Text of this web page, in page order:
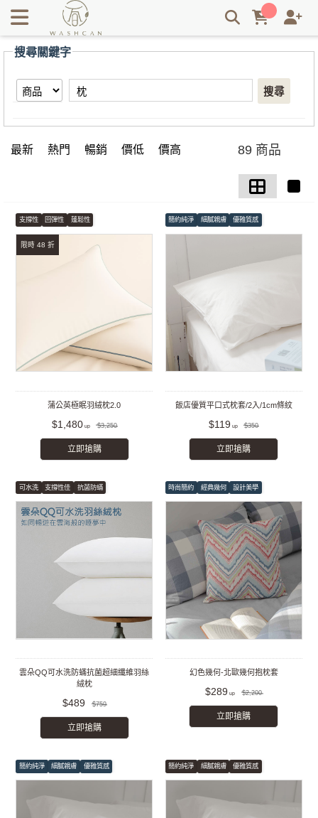
【枕】搜尋結果 | Washcan瓦士肯
搜尋關鍵字
搜尋
最新 熱門 暢銷 價低 價高 89 商品
限時 48 折
支撐性 回彈性 蓬鬆性
蒲公英極眠羽絨枕2.0
$1,480 $3,250
立即搶購
簡約純淨 細膩親膚 優雅質感
飯店優質平口式枕套/2入/1cm條紋
$119 $350
立即搶購
可水洗 支撐性佳 抗菌防蟎
雲朵QQ可水洗防蟎抗菌超細纖維羽絲
絨枕
$489 $759
立即搶購
時尚簡約 經典幾何 設計美學
幻色幾何-北歐幾何抱枕套
$289 $2,200
立即搶購
簡約純淨 細膩親膚 優雅質感 簡約純淨 細膩親膚 優雅質感